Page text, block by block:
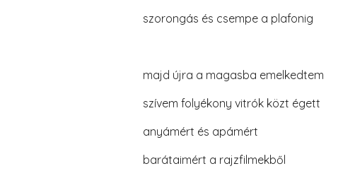
szorongás és csempe a plafonig
majd újra a magasba emelkedtem
szívem folyékony vitrók közt égett
anyámért és apámért
barátaimért a rajzfilmekből